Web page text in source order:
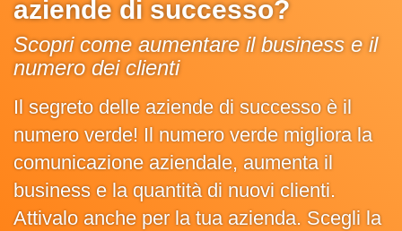
aziende di successo?
Scopri come aumentare il business e il
numero dei clienti
Il segreto delle aziende di successo è il
numero verde! Il numero verde migliora la
comunicazione aziendale, aumenta il
business e la quantità di nuovi clienti.
Attivalo anche per la tua azienda. Scegli la